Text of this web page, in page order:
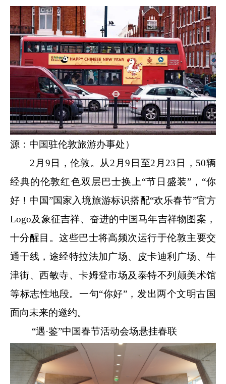
源：中国驻伦敦旅游办事处）
2月9日，伦敦。从2月9日至2月23日，50辆
经典的伦敦红色双层巴士换上“节日盛装”，“你
好！中国”国家入境旅游标识搭配“欢乐春节”官方
Logo及象征吉祥、奋进的中国马年吉祥物图案，
十分醒目。这些巴士将高频次运行于伦敦主要交
通干线，途经特拉法加广场、皮卡迪利广场、牛
津街、西敏寺、卡姆登市场及泰特不列颠美术馆
等标志性地段。一句“你好”，发出两个文明古国
面向未来的邀约。
“遇·鉴”中国春节活动会场悬挂春联